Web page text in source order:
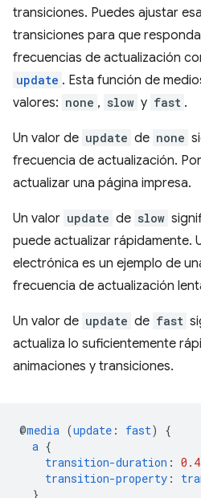
transiciones. Puedes ajustar
transiciones para que
frecuencias de actualización
update . Esta función de
valores: none , slow y fast .
Un valor de update de none
frecuencia de actualización.
actualizar una página impresa.
Un valor update de slow
puede actualizar rápidamente.
electrónica es un ejemplo de
frecuencia de actualización
Un valor de update de fast
actualiza lo suficientemente
animaciones y transiciones.
@media (update : fast)
{
a {
transition-duration : 0.4
transition-property :
}